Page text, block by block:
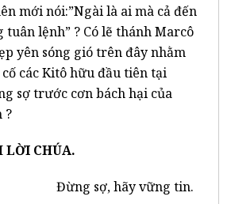
mới nói:”Ngài là ai mà cả đến
tuân lệnh” ? Có lẽ thánh Marcô
yên sóng gió trên đây nhằm
các Kitô hữu đầu tiên tại
sợ trước cơn bách hại của
?
LỜI CHÚA.
hãy vững tin.